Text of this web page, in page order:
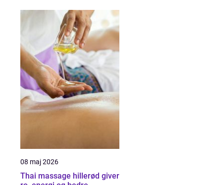
08 maj 2026
Thai massage hillerød giver